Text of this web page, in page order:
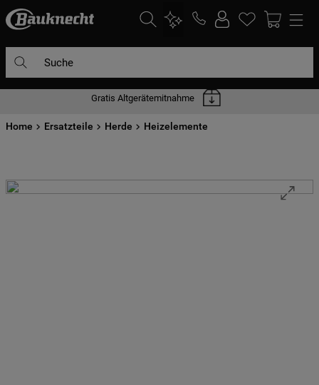
Gratis Altgerätemitnahme
Home Ersatzteile Herde Heizelemente